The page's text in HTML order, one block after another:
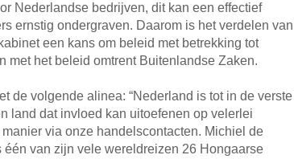
Nederlandse bedrijven, dit kan een effectief
ernstig ondergraven. Daarom is het verdelen van
een kans om beleid met betrekking tot
met het beleid omtrent Buitenlandse Zaken.
de volgende alinea: “Nederland is tot in de verste
land dat invloed kan uitoefenen op velerlei
via onze handelscontacten. Michiel de
één van zijn vele wereldreizen 26 Hongaarse